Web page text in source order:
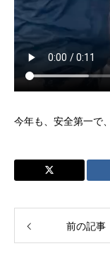
今年も、安全第一で
前の記事